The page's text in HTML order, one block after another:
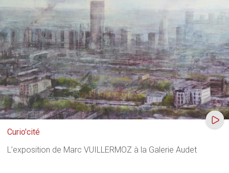
Curio'cité
L’exposition de Marc VUILLERMOZ à la Galerie Audet